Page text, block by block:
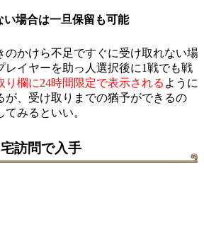
い場合は一旦保留も可能
のかけら不足ですぐに受け取れない場
レイヤーを助っ人選択後に1戦でも戦
り欄に24時間限定で表示される ように
が、受け取りまでの猶予ができるの
みるといい。
訪問で入手